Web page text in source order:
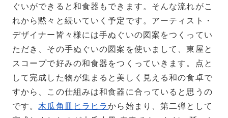
ぐいができると和食器もできます。そんな流れがこ
れから黙々と続いていく予定です。アーティスト・
デザイナー皆々様には手ぬぐいの図案をつくってい
ただき、その手ぬぐいの図案を使いまして、東屋と
スコープで好みの和食器をつくっていきます。点と
して完成した物が集まると美しく見える和の食卓で
すから、この仕組みは和食器に合っていると思うの
です。 木瓜角皿ヒラヒラから始まり、第二弾として